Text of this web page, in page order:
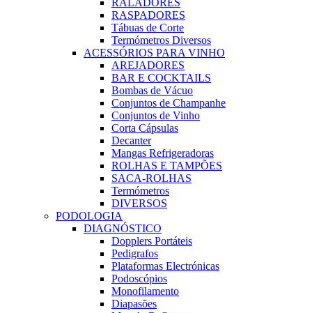
RALADORES
RASPADORES
Tábuas de Corte
Termómetros Diversos
ACESSÓRIOS PARA VINHO
AREJADORES
BAR E COCKTAILS
Bombas de Vácuo
Conjuntos de Champanhe
Conjuntos de Vinho
Corta Cápsulas
Decanter
Mangas Refrigeradoras
ROLHAS E TAMPÕES
SACA-ROLHAS
Termómetros
DIVERSOS
PODOLOGIA
DIAGNÓSTICO
Dopplers Portáteis
Pedigrafos
Plataformas Electrónicas
Podoscópios
Monofilamento
Diapasões